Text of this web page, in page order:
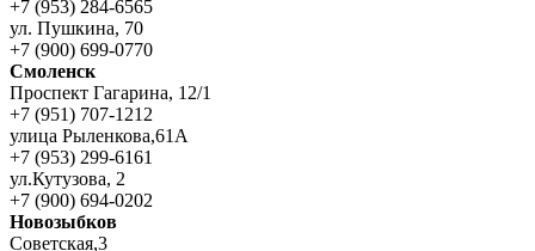
+7 (953) 284-6565
ул. Пушкина, 70
+7 (900) 699-0770
Смоленск
Проспект Гагарина, 12/1
+7 (951) 707-1212
улица Рыленкова,61А
+7 (953) 299-6161
ул.Кутузова, 2
+7 (900) 694-0202
Новозыбков
Советская,3